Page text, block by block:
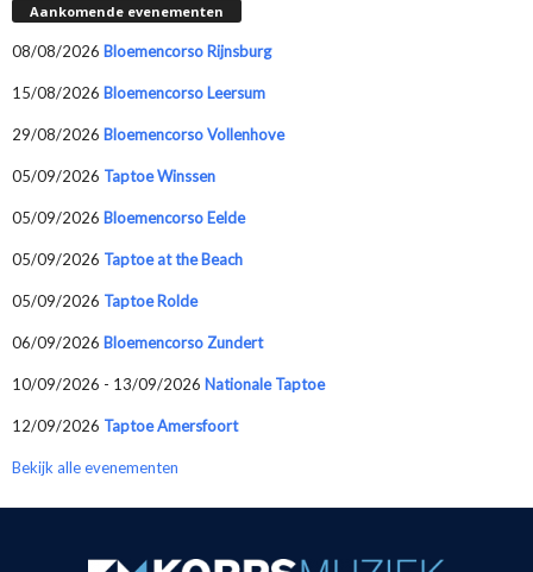
Aankomende evenementen
08/08/2026 Bloemencorso Rijnsburg
15/08/2026 Bloemencorso Leersum
29/08/2026 Bloemencorso Vollenhove
05/09/2026 Taptoe Winssen
05/09/2026 Bloemencorso Eelde
05/09/2026 Taptoe at the Beach
05/09/2026 Taptoe Rolde
06/09/2026 Bloemencorso Zundert
10/09/2026 - 13/09/2026 Nationale Taptoe
12/09/2026 Taptoe Amersfoort
Bekijk alle evenementen